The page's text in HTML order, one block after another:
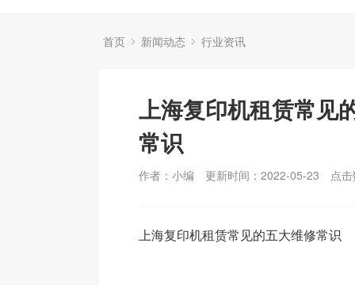
首页 新闻动态 行业资讯
上海复印机租赁常见
常识
作者：小编 更新时间：2022-05-23 点
上海复印机租赁常见的五大维修常识